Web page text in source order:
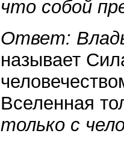
что собой
Ответ:
называет
Вселенная
только с